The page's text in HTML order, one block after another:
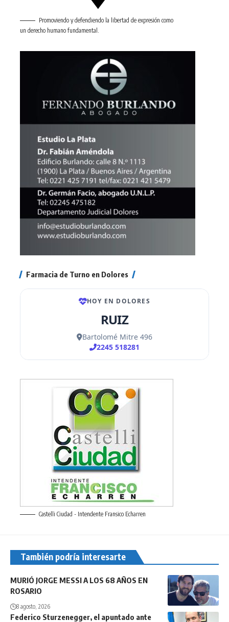
Promoviendo y defendiendo la libertad de expresión como
un derecho humano fundamental.
Farmacia de Turno en Dolores
Castelli Ciudad - Intendente Fransico Echarren
También podría interesarte
MURIÓ JORGE MESSI A LOS 68 AÑOS EN
ROSARIO
8 agosto, 2026
Federico Sturzenegger, el apuntado ante